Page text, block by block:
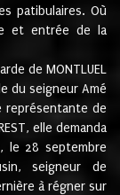
patibulaires. Où
et entrée de la
de MONTLUEL
du seigneur Amé
représentante de
elle demanda
le 28 septembre
seigneur de
à régner sur